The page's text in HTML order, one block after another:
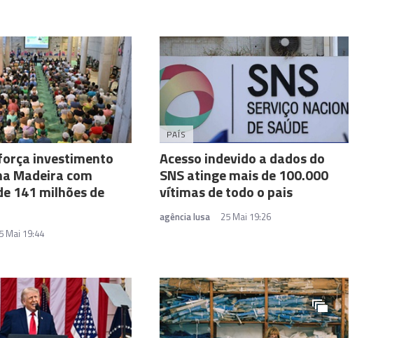
investimento
Madeira com
141 milhões de
Mai 19:44
PAÍS
Acesso indevido a dados do
SNS atinge mais de 100.000
vítimas de todo o pais
agência lusa 25 Mai 19:26